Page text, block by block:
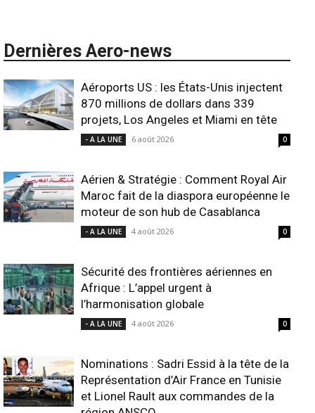
Dernières Aero-news
Aéroports US : les États-Unis injectent
870 millions de dollars dans 339
projets, Los Angeles et Miami en tête
- A LA UNE 6 août 2026 0
Aérien & Stratégie : Comment Royal Air
Maroc fait de la diaspora européenne le
moteur de son hub de Casablanca
- A LA UNE 4 août 2026 0
Sécurité des frontières aériennes en
Afrique : L’appel urgent à
l’harmonisation globale
- A LA UNE 4 août 2026 0
Nominations : Sadri Essid à la tête de la
Représentation d’Air France en Tunisie
et Lionel Rault aux commandes de la